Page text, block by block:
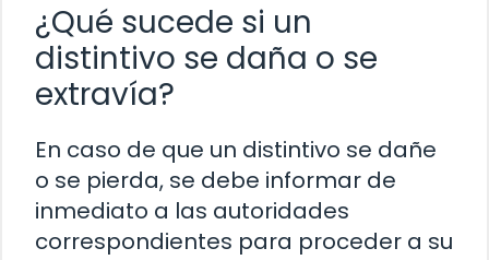
¿Qué sucede si un
distintivo se daña o se
extravía?
En caso de que un distintivo se dañe
o se pierda, se debe informar de
inmediato a las autoridades
correspondientes para proceder a su